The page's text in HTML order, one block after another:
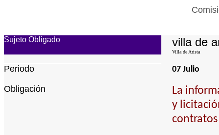
Sujeto Obligado villa de
Villa de Arista
Periodo 07 Julio
Obligación
La
y